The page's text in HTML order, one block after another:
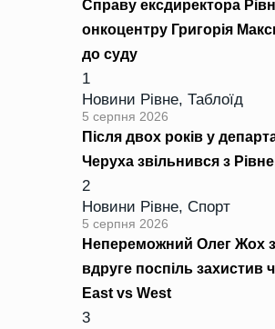
Справу ексдиректора
онкоцентру Григорія
до суду
1
Новини Рівне, Таблоїд
5 серпня 2026
Після двох років у
Черуха звільнився з
2
Новини Рівне, Спорт
5 серпня 2026
Непереможний Олег Жох
вдруге поспіль захистив
East vs West
3